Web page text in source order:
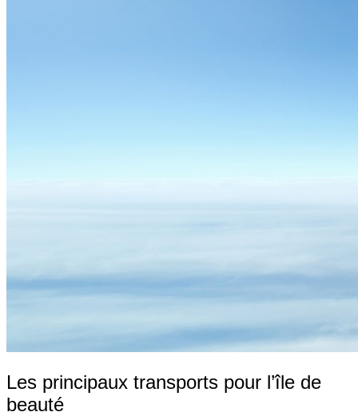
Les principaux transports pour l’île de
beauté